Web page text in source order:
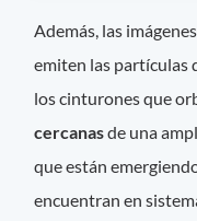
Además, las
emiten las partículas
los cinturones que
cercanasde una
que están
encuentran en